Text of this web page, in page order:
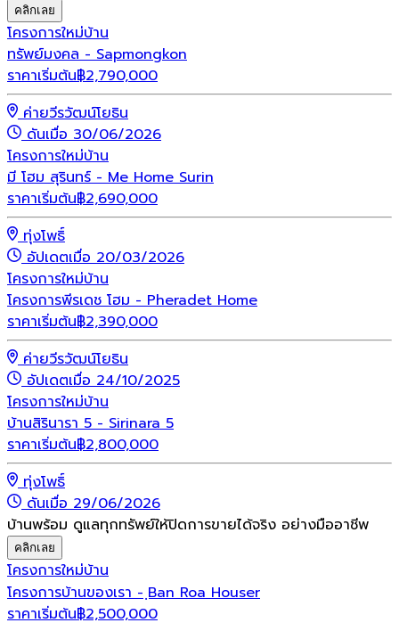
คลิกเลย
โครงการใหม่บ้าน
ทรัพย์มงคล - Sapmongkon
ราคาเริ่มต้น฿2,790,000
ค่ายวีรวัฒน์โยธิน
ดันเมื่อ 30/06/2026
โครงการใหม่บ้าน
มี โฮม สุรินทร์ - Me Home Surin
ราคาเริ่มต้น฿2,690,000
ทุ่งโพธิ์
อัปเดตเมื่อ 20/03/2026
โครงการใหม่บ้าน
โครงการพีรเดช โฮม - Pheradet Home
ราคาเริ่มต้น฿2,390,000
ค่ายวีรวัฒน์โยธิน
อัปเดตเมื่อ 24/10/2025
โครงการใหม่บ้าน
บ้านสิรินารา 5 - Sirinara 5
ราคาเริ่มต้น฿2,800,000
ทุ่งโพธิ์
ดันเมื่อ 29/06/2026
บ้านพร้อม ดูแลทุกทรัพย์ให้ปิดการขายได้จริง อย่างมืออาชีพ
คลิกเลย
โครงการใหม่บ้าน
โครงการบ้านของเรา - ฺBan Roa Houser
ราคาเริ่มต้น฿2,500,000